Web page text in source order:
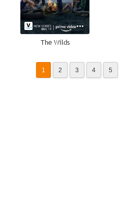
The Wilds
1 2 3 4 5